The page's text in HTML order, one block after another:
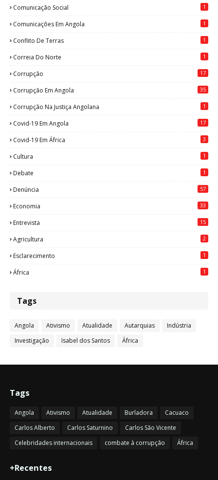
Comunicação Social 1
Comunicações Em Angola 1
Conflito De Terras 1
Correia Do Norte 1
Corrupção 17
Corrupção Em Angola 35
Corrupção Na Justiça Angolana 1
Covid-19 Em Angola 17
Covid-19 Em África 3
Cultura 1
Debate 1
Denúncia 57
Economia 33
Entrevista 15
Agricultura 2
Esclarecimento 1
África 1
Tags
Angola Ativismo Atualidade Autarquias
Indústria
Investigação
Isabel dos Santos África
Tags
Angola Ativismo Atualidade Burladora
Cacuaco
Carlos Alberto
Carlos Saturnino
Carlos São Vicente
Celebridades internacionais
combate à corrupção África
+Recentes